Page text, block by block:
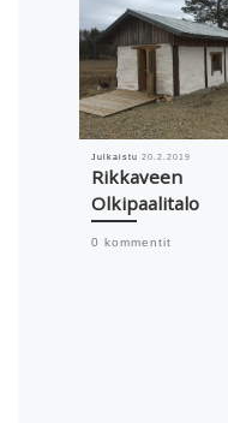
Julkaistu20.2.2019
Rikkaveen
Olkipaalitalo
0 kommentit